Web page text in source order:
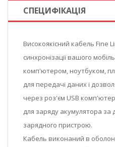
СПЕЦИФІКАЦІЯ
Високоякісний кабель Fine
синхронізації вашого
комп'ютером, ноутбуком,
для передачі даних і
через роз'єм USB
для заряду акумулятора
зарядного пристрою.
Кабель виконаний в